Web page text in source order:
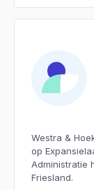
Westra &
op
Administratie
Friesland.